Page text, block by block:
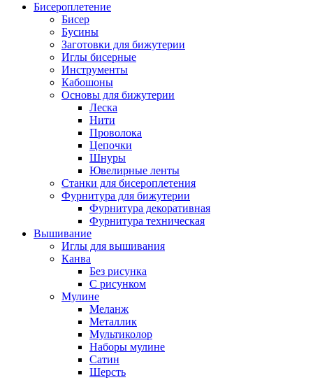
Бисероплетение
Бисер
Бусины
Заготовки для бижутерии
Иглы бисерные
Инструменты
Кабошоны
Основы для бижутерии
Леска
Нити
Проволока
Цепочки
Шнуры
Ювелирные ленты
Станки для бисероплетения
Фурнитура для бижутерии
Фурнитура декоративная
Фурнитура техническая
Вышивание
Иглы для вышивания
Канва
Без рисунка
С рисунком
Мулине
Меланж
Металлик
Мультиколор
Наборы мулине
Сатин
Шерсть